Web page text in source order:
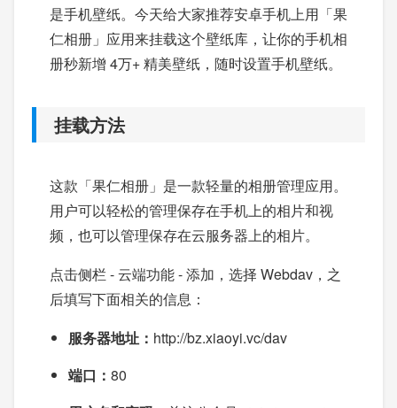
是手机壁纸。今天给大家推荐安卓手机上用「果
仁相册」应用来挂载这个壁纸库，让你的手机相
册秒新增 4万+ 精美壁纸，随时设置手机壁纸。
挂载方法
这款「果仁相册」是一款轻量的相册管理应用。
用户可以轻松的管理保存在手机上的相片和视
频，也可以管理保存在云服务器上的相片。
点击侧栏 - 云端功能 - 添加，选择 Webdav，之
后填写下面相关的信息：
服务器地址： http://bz.xiaoyi.vc/dav
端口： 80